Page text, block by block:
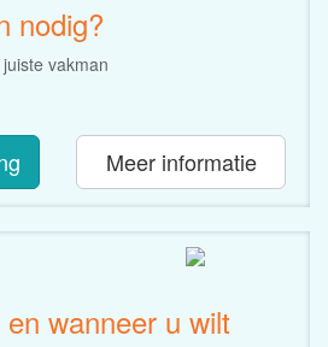
nodig?
vakman
Meer informatie
wanneer u wilt